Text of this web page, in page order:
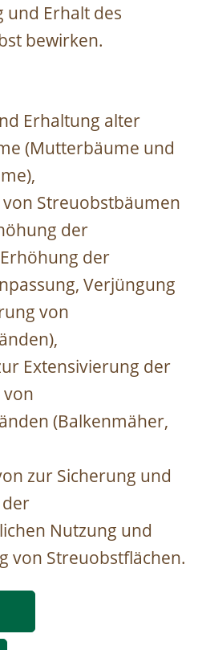
und Erhalt des
bewirken.
Erhaltung alter
(Mutterbäume und
Streuobstbäumen
der
der
Verjüngung
von
Extensivierung der
von
(Balkenmäher,
zur Sicherung und
Nutzung und
von Streuobstflächen.